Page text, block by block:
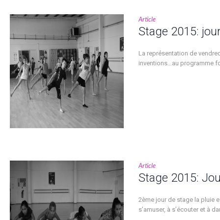
Article
Stage 2015:
La représentation de
inventions…au programme
Article
Stage 2015:
2ème jour de stage la pluie
s’amuser, à s’écouter et à